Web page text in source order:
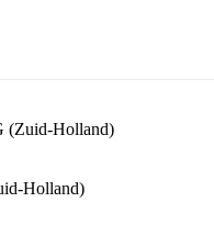
(Zuid-Holland)
Holland)